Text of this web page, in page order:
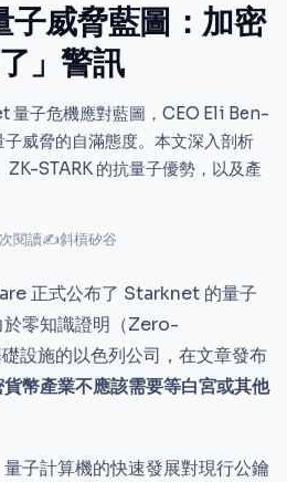
威脅藍圖：加密
」警訊
子危機應對藍圖，CEO Eli Ben-
威脅的自滿態度。本文深入剖析
ZK-STARK 的抗量子優勢，以及產
閱讀✍斜槓矽谷
正式公布了 Starknet 的量子
於零知識證明（Zero-
設施的以色列公司，在文章發布
貨幣產業不應該需要等白宮或其他
子計算機的快速發展對現行公鑰